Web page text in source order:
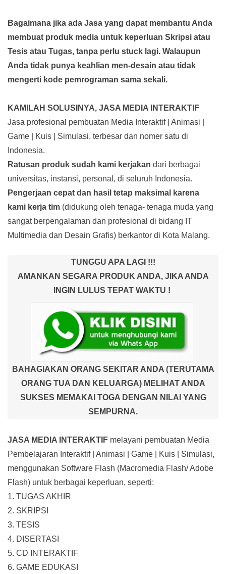
Bagaimana jika ada Jasa yang dapat membantu Anda
membuat produk media untuk keperluan Skripsi atau
Tesis atau Tugas, tanpa perlu stuck lagi. Walaupun
Anda tidak punya keahlian men-desain atau tidak
mengerti kode pemrograman sama sekali.
KAMILAH SOLUSINYA, JASA MEDIA INTERAKTIF
Jasa profesional pembuatan Media Interaktif | Animasi |
Game | Kuis | Simulasi, terbesar dan nomer satu di
Indonesia.
Ratusan produk sudah kami kerjakan dari berbagai
universitas, instansi, personal, di seluruh Indonesia.
Pengerjaan cepat dan hasil tetap maksimal karena
kami kerja tim (didukung oleh tenaga- tenaga muda yang
sangat berpengalaman dan profesional di bidang IT
Multimedia dan Desain Grafis) berkantor di Kota Malang.
TUNGGU APA LAGI !!!
AMANKAN SEGARA PRODUK ANDA, JIKA ANDA
INGIN LULUS TEPAT WAKTU !
BAHAGIAKAN ORANG SEKITAR ANDA (TERUTAMA
ORANG TUA DAN KELUARGA) MELIHAT ANDA
SUKSES MEMAKAI TOGA DENGAN NILAI YANG
SEMPURNA.
JASA MEDIA INTERAKTIF melayani pembuatan Media
Pembelajaran Interaktif| Animasi | Game | Kuis | Simulasi,
menggunakan Software Flash (Macromedia Flash/ Adobe
Flash) untuk berbagai keperluan, seperti:
1. TUGAS AKHIR
2. SKRIPSI
3. TESIS
4. DISERTASI
5. CD INTERAKTIF
6. GAME EDUKASI